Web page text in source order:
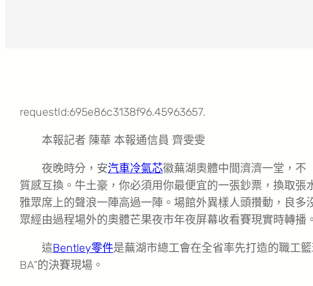
requestId:695e86c3138f96.45963657.
本報記者 陳華 本報通信員 齊雯雯
夜晚時分，安汽車冷氣芯徽蕪湖奧體中間濟濟一堂，不
質感互換。牛土豪，你必須用你最便宜的一張鈔票，換取張
雅眾席上的聲浪一陣高過一陣。場館外異樣人頭攢動，良多
眾經由過程場外的奧體芒果夜市年夜屏幕收看賽現實時轉播。
這Bentley零件是蕪湖市總工會在全省率先打造的職工
BA”的決賽現場。